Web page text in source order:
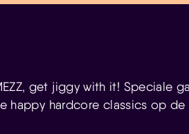
get jiggy with it! Speciale
happy hardcore classics op